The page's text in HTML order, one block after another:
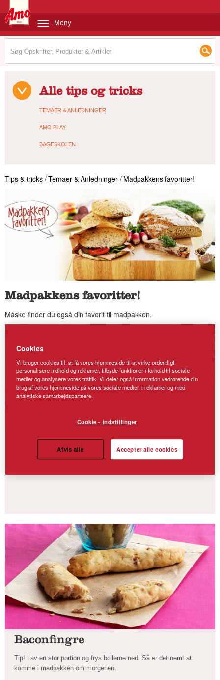
Meny
Alle tips og tricks
TEMAER & ANLEDNINGER
AMO PLAY
BAGESKOLEN
Tips & tricks /Temaer & Anledninger / Madpakkens favoritter!
Madpakkens favoritter!
Måske finder du også din favorit til madpakken.
Trekanter med røg og chiafrø
￼Amo Groft knuste Rugkerner fremtræder store, bløde og
Baconfingre
Tip! Lav en stor portion og frys bollerne ned. Så er det nemt at
komme i madpakken om morgenen.
Cookies
Vi bruger cookies til, at få vores hjemmeside til at virke ordentligt,
personalisere indhold og reklamer, tilbyde funktioner i forhold til sociale
medier og analysere vores traffik. Vi deler også information vedrørende din
brug af vores hjemmeside på vores sociale medier, i reklamer og med
analytiske samarbejdspartnere.
Cookie - indstillinger
Afvis alle Accepter alle cookies